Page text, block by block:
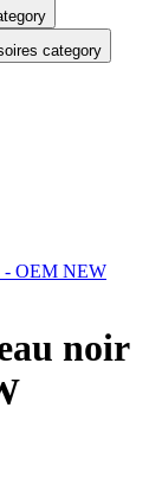
category
- OEM NEW
noir